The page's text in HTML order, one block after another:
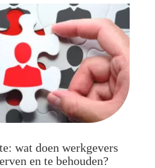
wat doen werkgevers
en te behouden?